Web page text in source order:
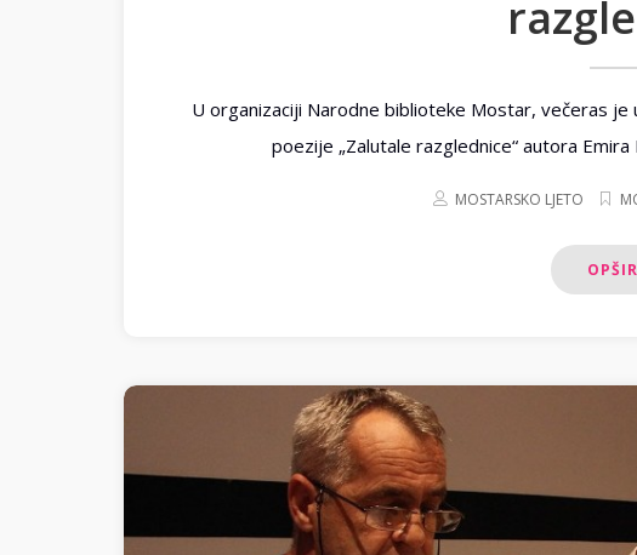
U organizaciji Narodne biblioteke Mostar, večeras
poezije „Zalutale razglednice“ autora
MOSTARSKO LJETO